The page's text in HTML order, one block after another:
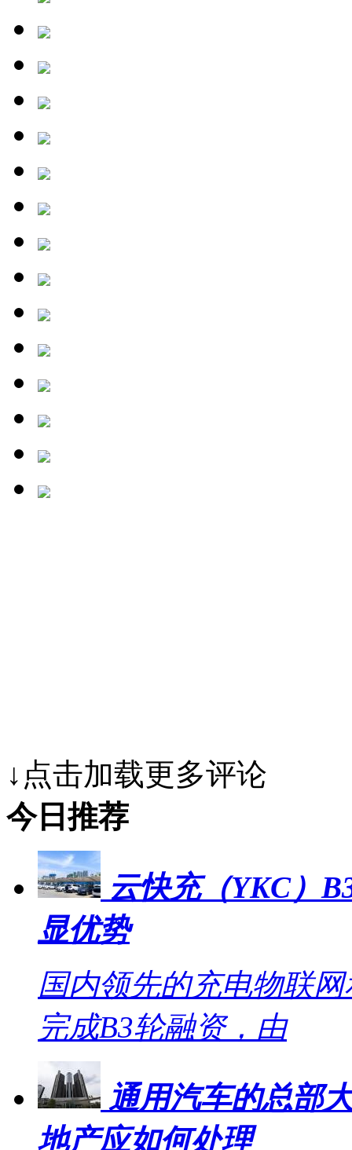
↓点击加载更多评论
今日推荐
云快充（YKC）
显优势
国内领先的充电物联
完成B3轮融资，由
通用汽车的总部
地产应如何处理